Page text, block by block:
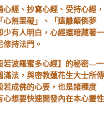
經、抄寫心經、受持心經，
心無罣礙」、「遠離顛倒夢
有人明白，心經還暗藏著一
持法門。
波羅蜜多心經】的秘密---一
法，與密教蓮花生大士所傳
若成佛的心要，也是諸種度
想要快速開發內在本心靈性